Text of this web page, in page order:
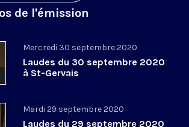
de l'émission
Mercredi 30 septembre 2020
Laudes du 30 septembre 2020
à St-Gervais
Mardi 29 septembre 2020
Laudes du 29 septembre 2020